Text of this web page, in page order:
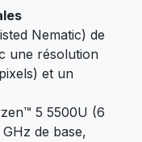
Nematic) de
une résolution
et un
5 5500U (6
de base,